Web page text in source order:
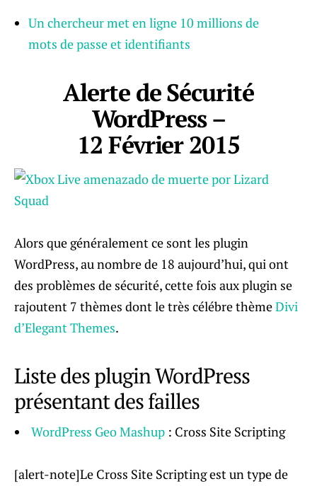
Un chercheur met en ligne 10 millions de
mots de passe et identifiants
Alerte de Sécurité
WordPress –
12 Février 2015
Alors que généralement ce sont les plugin
WordPress, au nombre de 18 aujourd’hui, qui ont
des problèmes de sécurité, cette fois aux plugin se
rajoutent 7 thèmes dont le très célébre thèmeDivi
d’Elegant Themes.
Liste des plugin WordPress
présentant des failles
WordPress Geo Mashup : Cross Site Scripting
[alert-note]Le Cross Site Scripting est un type de